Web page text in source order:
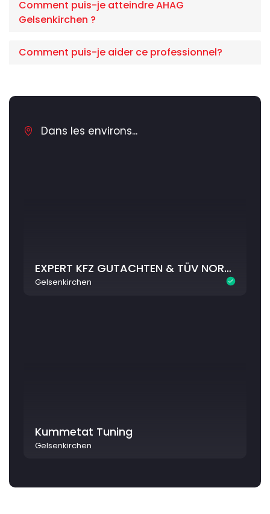
Comment puis-je atteindre AHAG
Gelsenkirchen ?
Comment puis-je aider ce professionnel?
Dans les environs...
EXPERT KFZ GUTACHTEN & TÜV NORD CarControl GmbH KFZ Sachverständige u. Prüfingenieure
Gelsenkirchen
Kummetat Tuning
Gelsenkirchen